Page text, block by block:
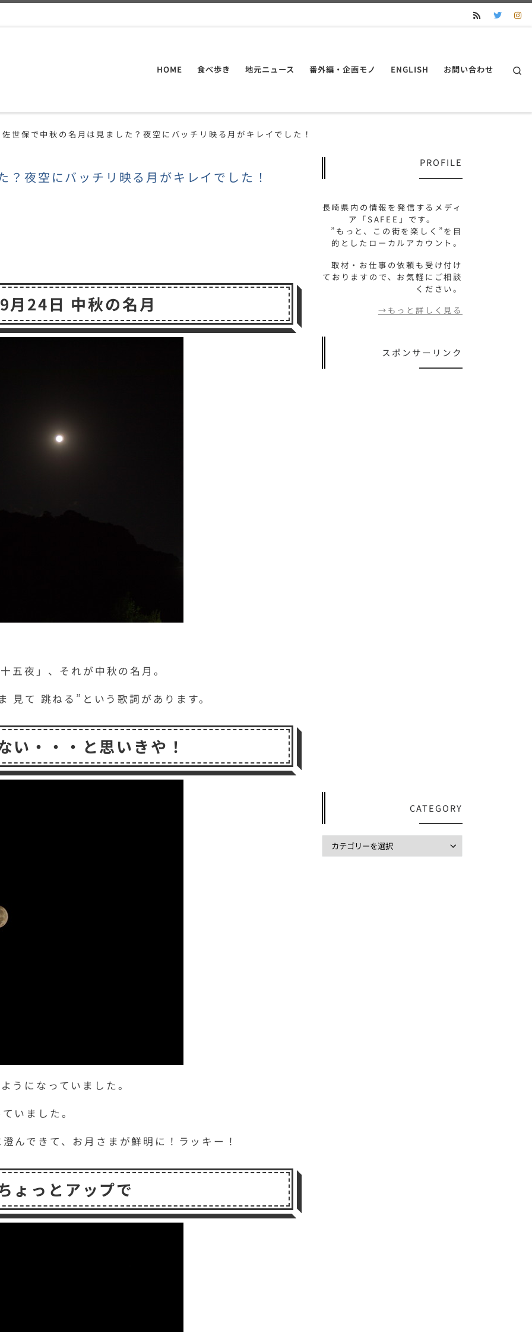
HOME 食べ歩き 地元ニュース 番外編・企画モノ ENGLISH お問い合わせ
佐世保で中秋の名月は見ました？夜空にバッチリ映る月がキレイでした！
？夜空にバッチリ映る月がキレイでした！
月24日 中秋の名月
五夜」、それが中秋の名月。
見て 跳ねる”という歌詞があります。
い・・・と思いきや！
うになっていました。
いました。
んできて、お月さまが鮮明に！ラッキー！
ょっとアップで
PROFILE
長崎県内の情報を発信するメディ
ア「SAFEE」です。
”もっと、この街を楽しく”を目
的としたローカルアカウント。
取材・お仕事の依頼も受け付け
ておりますので、お気軽にご相談
ください。
→もっと詳しく見る
スポンサーリンク
CATEGORY